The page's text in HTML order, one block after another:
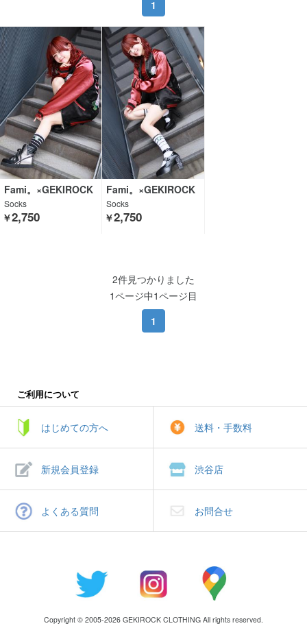
1
Fami。×GEKIROCK
CLOTHING
Socks
￥2,750
Fami。×GEKIROCK
CLOTHING
Socks
￥2,750
2件見つかりました
1ページ中1ページ目
1
ご利用について
はじめての方へ 送料・手数料
新規会員登録 渋谷店
よくある質問 お問合せ
Copyright © 2005-2026 GEKIROCK CLOTHING All rights reserved.